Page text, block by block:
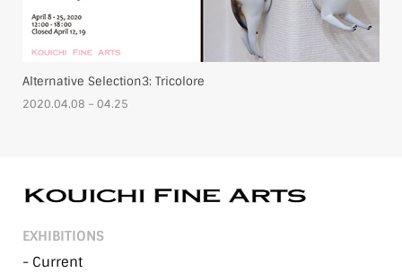
Alternative Selection3: Tricolore
2020.04.08 – 04.25
EXHIBITIONS
- Current